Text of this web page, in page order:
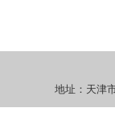
地址：天津